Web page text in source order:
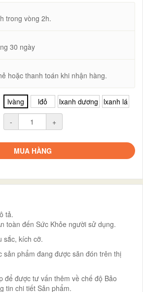
trong vòng 2h.
30 ngày
hoặc thanh toán khi nhận hàng.
lvàng lđỏ lxanh dương
lxanh lá
- +
MUA HÀNG
tả.
toàn đến Sức Khỏe người sử dụng.
sắc, kích cỡ.
sản phẩm đang được săn đón trên thị
để được tư vấn thêm về chế độ Bảo
tin chi tiết Sản phẩm.